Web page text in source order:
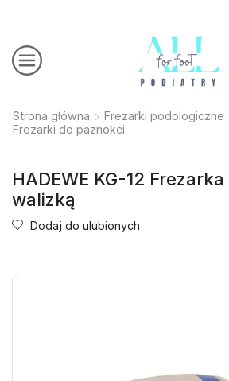
Strona główna
Frezarki podologiczne
Frezarki do paznokci
HADEWE KG-12
walizką
Dodaj do ulubionych